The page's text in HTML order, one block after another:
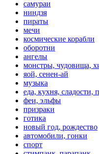
самураи
ниндзя
пираты
мечи
космические корабли
оборотни
ангелы
монстры, чудовища,
яой, сенен-ай
музыка
еда, кухня, сладости,
феи, эльфы
призраки
готика
новый год, рождество
автомобили, гонки
спорт